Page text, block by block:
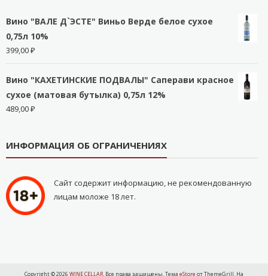
Вино "ВАЛЕ Д`ЭСТЕ" Виньо Верде белое сухое
0,75л 10%
399,00₽
Вино "КАХЕТИНСКИЕ ПОДВАЛЫ" Саперави красное
сухое (матовая бутылка) 0,75л 12%
489,00₽
ИНФОРМАЦИЯ ОБ ОГРАНИЧЕНИЯХ
Сайт содержит информацию, не рекомендованную
лицам моложе 18 лет.
Copyright © 2026 WINE CELLAR. Все права защищены. Тема eStore от ThemeGrill. На